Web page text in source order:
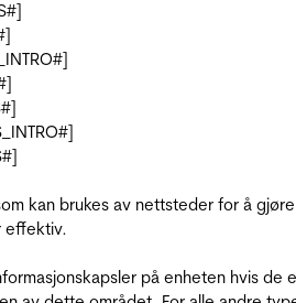
kan brukes av nettsteder for å gjøre
effektiv.
på enheten hvis de